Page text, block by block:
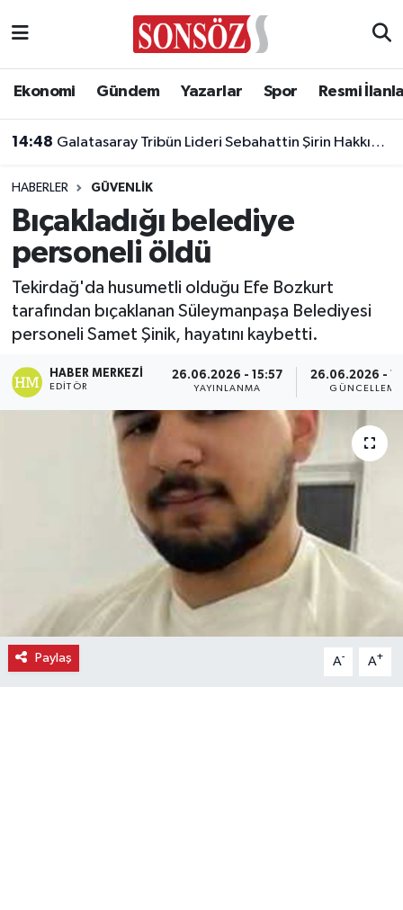
Ekonomi Gündem Yazarlar Spor Resmi
14:48 Galatasaray Tribün Lideri Sebahattin Şirin Hakkında Gözaltı Kararı
HABERLER GÜVENLIK
Bıçakladığı belediye
personeli öldü
Tekirdağ'da husumetli olduğu Efe Bozkurt
tarafından bıçaklanan Süleymanpaşa Belediyesi
personeli Samet Şinik, hayatını kaybetti.
HABER MERKEZI
EDITÖR
26.06.2026 - 15:57
YAYINLANMA
26.06.2026 -
GÜNCELLEME
Paylaş A- A+
Asayiş
Biyografi
Çevre
Diğer
Dünya
Eğitim
Gurme
Haber
Ankara Nöbetçi Eczaneler
Ankara Trafik Yoğunluk Haritası
Süper Lig Puan Durumu ve Fikstür
Tüm Manşetler
Son Dakika Haberleri
Haber Arşivi